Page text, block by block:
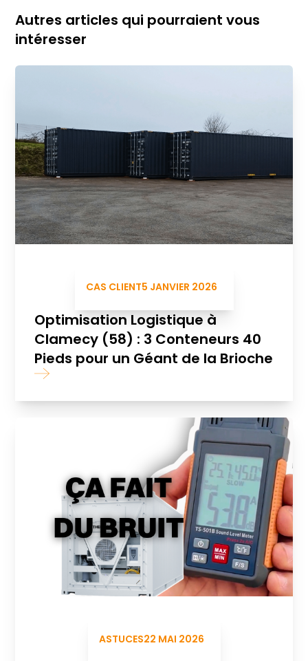
Autres articles qui pourraient vous
intéresser
CAS CLIENT5 JANVIER 2026
Optimisation Logistique à
Clamecy (58) : 3 Conteneurs 40
Pieds pour un Géant de la Brioche
ASTUCES22 MAI 2026